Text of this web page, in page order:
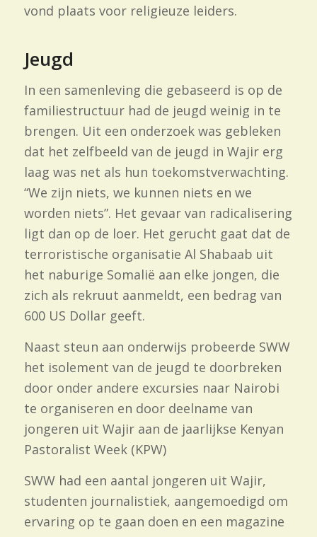
vond plaats voor religieuze leiders.
Jeugd
In een samenleving die gebaseerd is op de
familiestructuur had de jeugd weinig in te
brengen. Uit een onderzoek was gebleken
dat het zelfbeeld van de jeugd in Wajir erg
laag was net als hun toekomstverwachting.
“We zijn niets, we kunnen niets en we
worden niets”. Het gevaar van radicalisering
ligt dan op de loer. Het gerucht gaat dat de
terroristische organisatie Al Shabaab uit
het naburige Somalië aan elke jongen, die
zich als rekruut aanmeldt, een bedrag van
600 US Dollar geeft.
Naast steun aan onderwijs probeerde SWW
het isolement van de jeugd te doorbreken
door onder andere excursies naar Nairobi
te organiseren en door deelname van
jongeren uit Wajir aan de jaarlijkse Kenyan
Pastoralist Week (KPW)
SWW had een aantal jongeren uit Wajir,
studenten journalistiek, aangemoedigd om
ervaring op te gaan doen en een magazine